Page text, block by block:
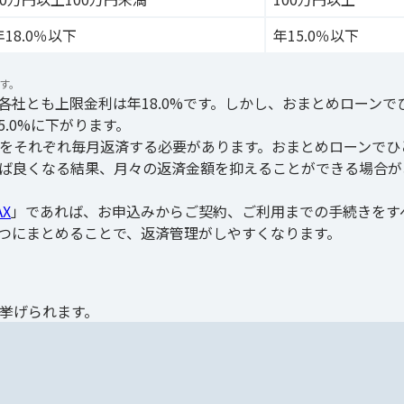
18.0％以下
年15.0％以下
とも上限金利は年18.0%です。しかし、おまとめローンで
に下がります。
れぞれ毎月返済する必要があります。おまとめローンでひ
良くなる結果、月々の返済金額を抑えることができる場合
」であれば、お申込みからご契約、ご利用までの手続きをす
まとめることで、返済管理がしやすくなります。
られます。